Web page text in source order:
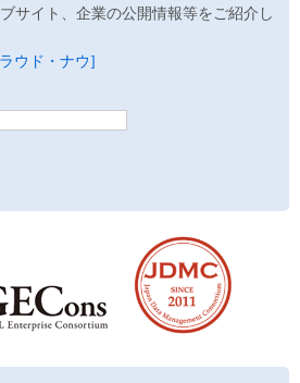
サイト、企業の公開情報等をご紹介し
ウド・ナウ]